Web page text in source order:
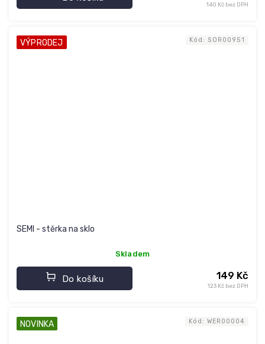
140 Kč bez DPH
VÝPRODEJ
SEMI - stěrka na sklo
Skladem
123 Kč bez DPH
149 Kč
Do košíku
Kód: SOR00951
NOVINKA Kód: WER00004